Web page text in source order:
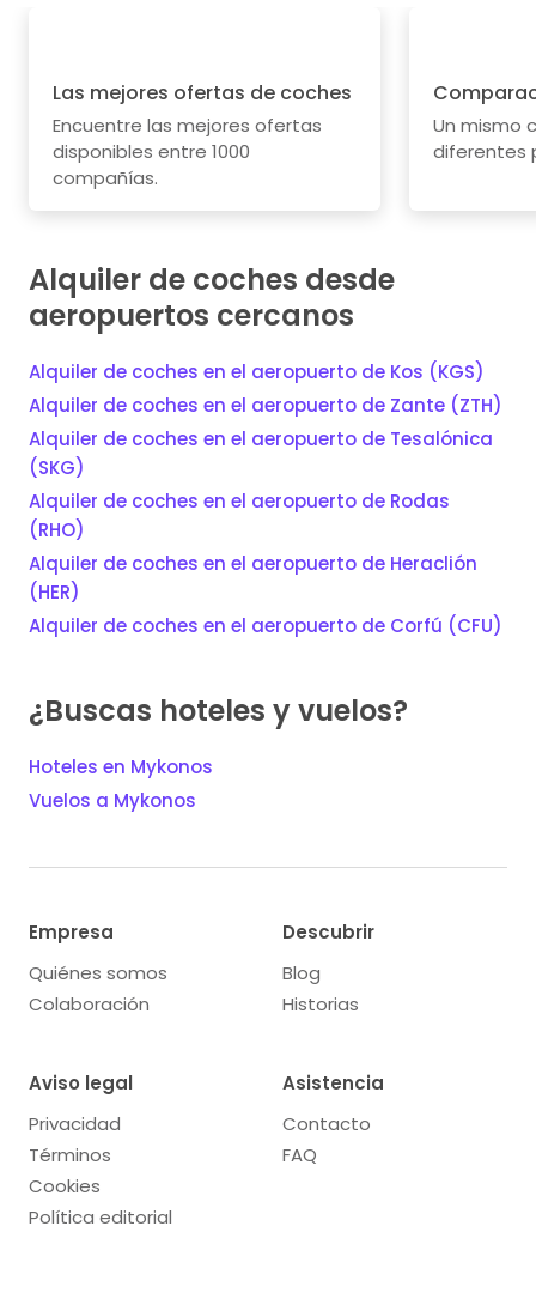
Las mejores ofertas de coches
Encuentre las mejores ofertas
disponibles entre 1000
compañías.
Un mismo
diferentes
Alquiler de coches desde
aeropuertos cercanos
Alquiler de coches en el aeropuerto de Kos (KGS)
Alquiler de coches en el aeropuerto de Zante (ZTH)
Alquiler de coches en el aeropuerto de Tesalónica
(SKG)
Alquiler de coches en el aeropuerto de Rodas
(RHO)
Alquiler de coches en el aeropuerto de Heraclión
(HER)
Alquiler de coches en el aeropuerto de Corfú (CFU)
¿Buscas hoteles y vuelos?
Hoteles en Mykonos
Vuelos a Mykonos
Empresa
Quiénes somos
Colaboración
Descubrir
Blog
Historias
Aviso legal
Privacidad
Términos
Cookies
Política editorial
Asistencia
Contacto
FAQ